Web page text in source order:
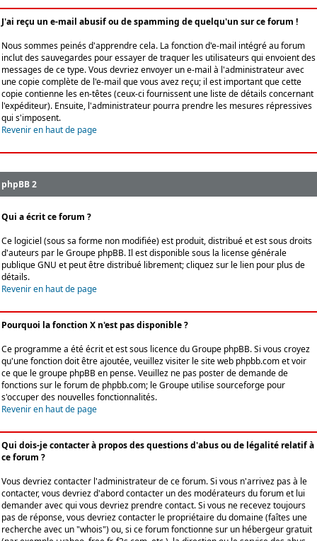
J'ai reçu un e-mail abusif ou de spamming de quelqu'un sur ce forum !
Nous sommes peinés d'apprendre cela. La fonction d'e-mail intégré au forum
inclut des sauvegardes pour essayer de traquer les utilisateurs qui envoient des
messages de ce type. Vous devriez envoyer un e-mail à l'administrateur avec
une copie complète de l'e-mail que vous avez reçu; il est important que cette
copie contienne les en-têtes (ceux-ci fournissent une liste de détails concernant
l'expéditeur). Ensuite, l'administrateur pourra prendre les mesures répressives
qui s'imposent.
Revenir en haut de page
phpBB 2
Qui a écrit ce forum ?
Ce logiciel (sous sa forme non modifiée) est produit, distribué et est sous droits
d'auteurs par leGroupe phpBB. Il est disponible sous la license générale
publique GNU et peut être distribué librement; cliquez sur le lien pour plus de
détails.
Revenir en haut de page
Pourquoi la fonction X n'est pas disponible ?
Ce programme a été écrit et est sous licence du Groupe phpBB. Si vous croyez
qu'une fonction doit être ajoutée, veuillez visiter le site web phpbb.com et voir
ce que le groupe phpBB en pense. Veuillez ne pas poster de demande de
fonctions sur le forum de phpbb.com; le Groupe utilise sourceforge pour
s'occuper des nouvelles fonctionnalités.
Revenir en haut de page
Qui dois-je contacter à propos des questions d'abus ou de légalité relatif à
ce forum ?
Vous devriez contacter l'administrateur de ce forum. Si vous n'arrivez pas à le
contacter, vous devriez d'abord contacter un des modérateurs du forum et lui
demander avec qui vous devriez prendre contact. Si vous ne recevez toujours
pas de réponse, vous devriez contacter le propriétaire du domaine (faîtes une
recherche avec un "whois") ou, si ce forum fonctionne sur un hébergeur gratuit